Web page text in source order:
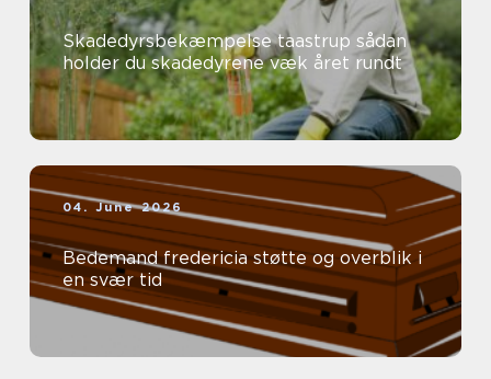
Skadedyrsbekæmpelse taastrup sådan
holder du skadedyrene væk året rundt
04. June 2026
Bedemand fredericia støtte og overblik i
en svær tid